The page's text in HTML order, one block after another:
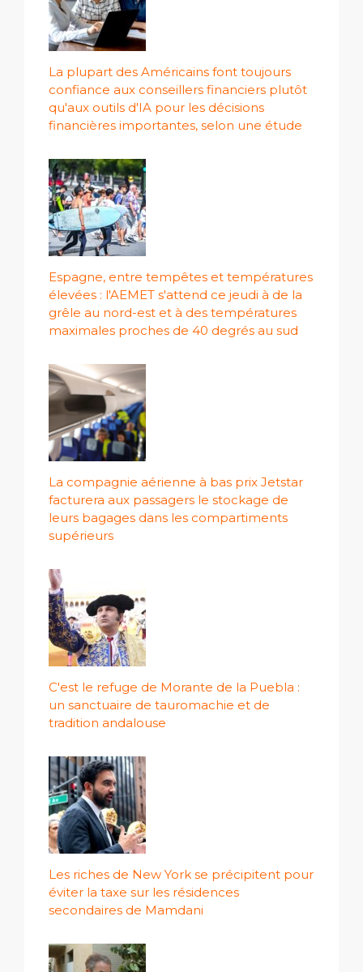
La plupart des Américains font toujours
confiance aux conseillers financiers plutôt
qu'aux outils d'IA pour les décisions
financières importantes, selon une étude
Espagne, entre tempêtes et températures
élevées : l'AEMET s'attend ce jeudi à de la
grêle au nord-est et à des températures
maximales proches de 40 degrés au sud
La compagnie aérienne à bas prix Jetstar
facturera aux passagers le stockage de
leurs bagages dans les compartiments
supérieurs
C'est le refuge de Morante de la Puebla :
un sanctuaire de tauromachie et de
tradition andalouse
Les riches de New York se précipitent pour
éviter la taxe sur les résidences
secondaires de Mamdani